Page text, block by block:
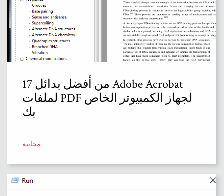
17 من أفضل بدائل Adobe Acrobat
لملفات PDF لجهاز الكمبيوتر الخاص
بك
مجانية